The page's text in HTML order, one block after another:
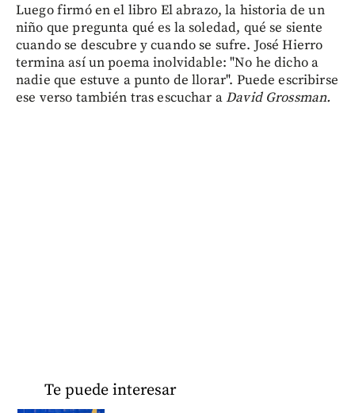
Luego firmó en el libro El abrazo, la historia de un
niño que pregunta qué es la soledad, qué se siente
cuando se descubre y cuando se sufre. José Hierro
termina así un poema inolvidable: "No he dicho a
nadie que estuve a punto de llorar". Puede escribirse
ese verso también tras escuchar aDavid Grossman.
Te puede interesar